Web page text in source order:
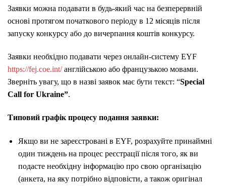
Заявки можна подавати в будь-який час на безперервній
основі протягом початкового періоду в 12 місяців після
запуску конкурсу або до вичерпання коштів конкурсу.
Заявки необхідно подавати через онлайн-систему EYF
https://fej.coe.int/англійською або французькою мовами.
Зверніть увагу, що в назві заявок має бути текст: “Special
Call for Ukraine”.
Типовий графік процесу подання заявки:
Якщо ви не зареєстровані в EYF, розрахуйте принаймні
один тиждень на процес реєстрації після того, як ви
подасте необхідну інформацію про свою організацію
(анкета, на яку потрібно відповісти, а також оригінал